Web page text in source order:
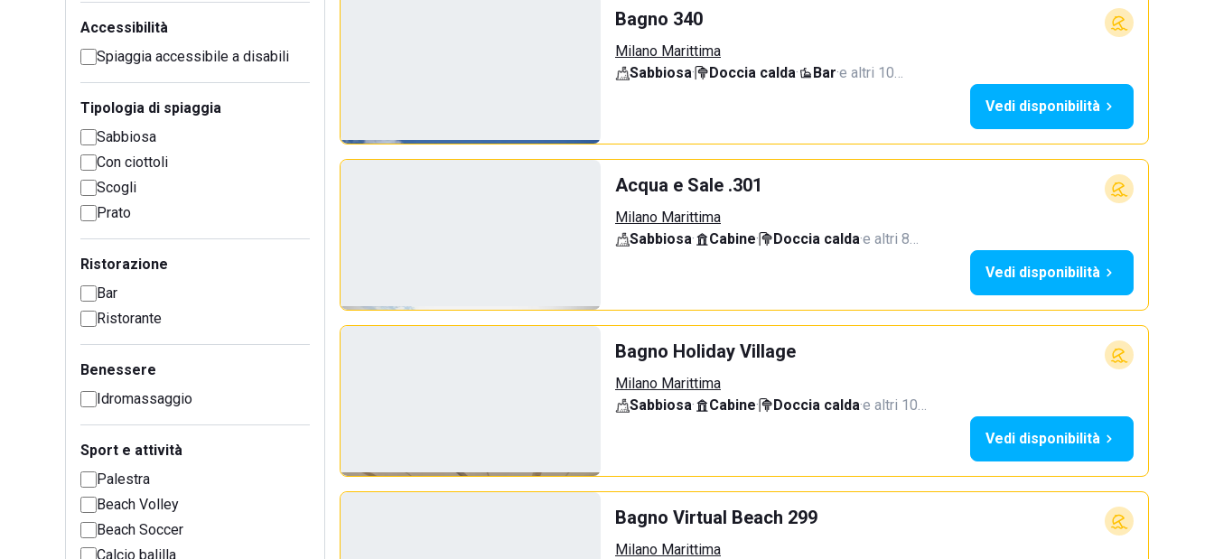
Accessibilità
Spiaggia accessibile a disabili
Tipologia di spiaggia
Sabbiosa
Con ciottoli
Scogli
Prato
Ristorazione
Bar
Ristorante
Benessere
Idromassaggio
Sport e attività
Palestra
Beach Volley
Beach Soccer
Calcio balilla
Bagno 340
Milano Marittima
Sabbiosa· Doccia calda· Bar·e altri 10…
Vedi disponibilità
Acqua e Sale .301
Milano Marittima
Sabbiosa· Cabine· Doccia calda·e altri 8…
Vedi disponibilità
Bagno Holiday Village
Milano Marittima
Sabbiosa· Cabine· Doccia calda·e altri 10…
Vedi disponibilità
Bagno Virtual Beach 299
Milano Marittima